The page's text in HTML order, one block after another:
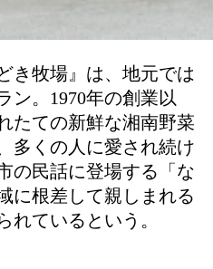
き牧場』は、地元では
ン。1970年の創業以
たての新鮮な湘南野菜
多くの人に愛され続け
の民話に登場する「な
に根差して親しまれる
れているという。